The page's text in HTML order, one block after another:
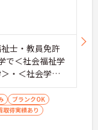
。
士・教員免許
で＜社会福祉学
・＜社会学＞
ている方 ■普
※未経験・ブ
ブランクOK
取得実績あり